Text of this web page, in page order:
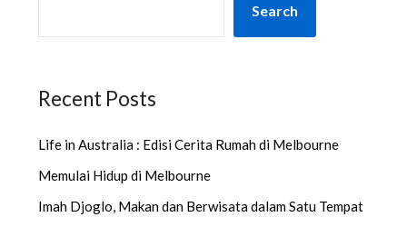
Search
Recent Posts
Life in Australia : Edisi Cerita Rumah di Melbourne
Memulai Hidup di Melbourne
Imah Djoglo, Makan dan Berwisata dalam Satu Tempat